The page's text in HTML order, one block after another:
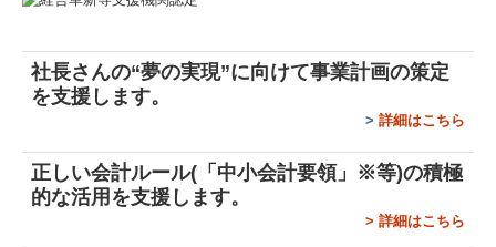
経営理念
交通案内
関連リンク
社長さんの“夢の実現”に向けて事業計画の策定
を支援します。
> 詳細はこちら
正しい会計ルール(「中小会計要領」※等)の積極
的な活用を支援します。
> 詳細はこちら